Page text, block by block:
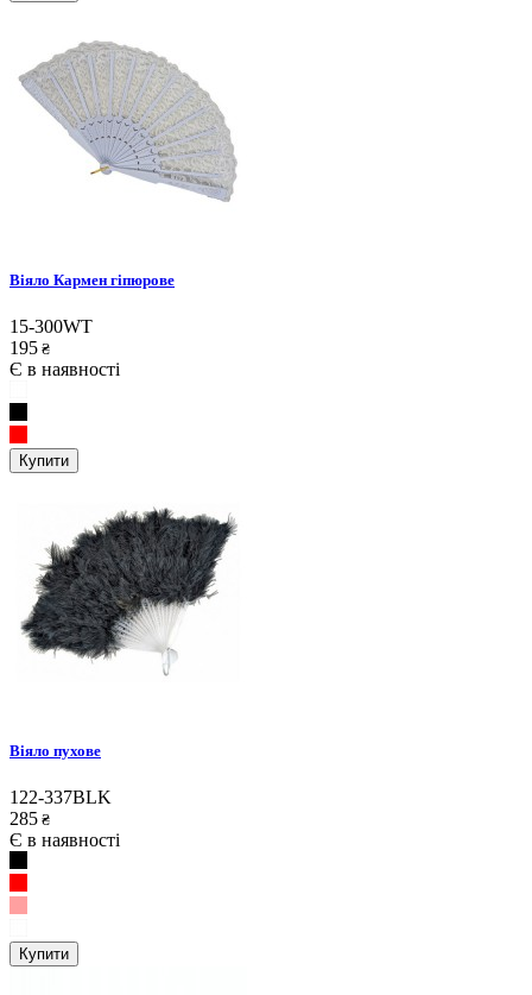
Віяло Кармен гіпюрове
15-300WT
195 ₴
Є в наявності
Купити
Віяло пухове
122-337BLK
285 ₴
Є в наявності
Купити